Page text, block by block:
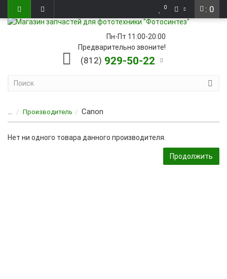
: 0
0
Пн-Пт 11:00-20:00
Предварительно звоните!
(812) 929-50-22
... Производитель Canon
Нет ни одного товара данного производителя.
Продолжить